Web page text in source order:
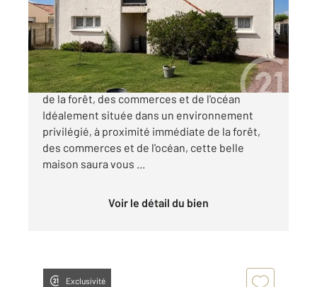
Maison à vendre
439 900 €
Maison familiale avec fort potentiel, à deux pas
de la forêt, des commerces et de l'océan
Idéalement située dans un environnement
privilégié, à proximité immédiate de la forêt,
des commerces et de l'océan, cette belle
maison saura vous ...
Voir le détail du bien
Exclusivité